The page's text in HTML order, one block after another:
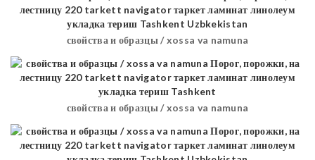
свойства и образцы / xossa va namuna
свойства и образцы / xossa va namuna